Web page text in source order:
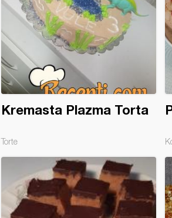
Kremasta Plazma Torta
Torte